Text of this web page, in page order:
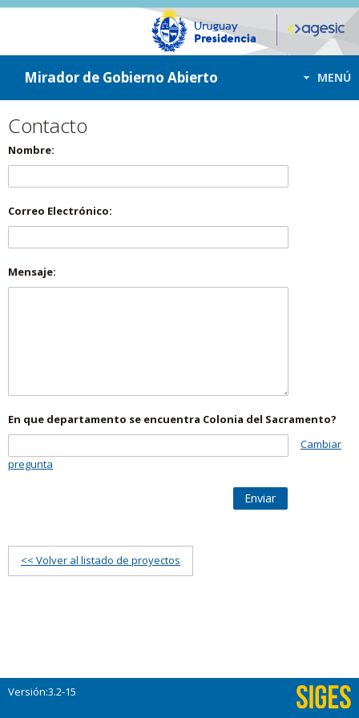
ir a contenido
ir al menú
Mirador de Gobierno Abierto MENÚ
Contacto
Nombre:
Correo Electrónico:
Mensaje:
En que departamento se encuentra Colonia del Sacramento?
Cambiar
pregunta
Enviar
<< Volver al listado de proyectos
Versión:3.2-15